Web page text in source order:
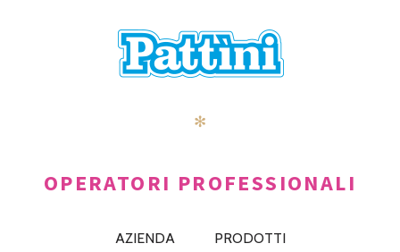
✻
OPERATORI PROFESSIONALI
AZIENDA
PRODOTTI